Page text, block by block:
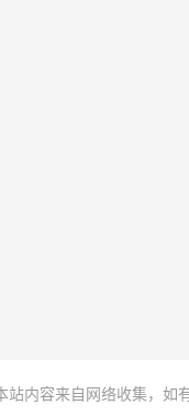
内容来自网络收集，如